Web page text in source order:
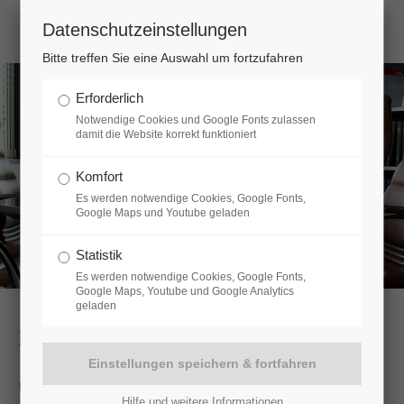
Login
Passwort
Anmelden
Support
Für Unternehmen
Unsere Kanzlei bietet Unternehmen und Unternehmern
Datenschutzeinstellungen
Bitte treffen Sie eine Auswahl um fortzufahren
Erforderlich
Notwendige Cookies und Google Fonts zulassen
damit die Website korrekt funktioniert
Komfort
Es werden notwendige Cookies, Google Fonts,
Google Maps und Youtube geladen
Statistik
Es werden notwendige Cookies, Google Fonts,
Google Maps, Youtube und Google Analytics
geladen